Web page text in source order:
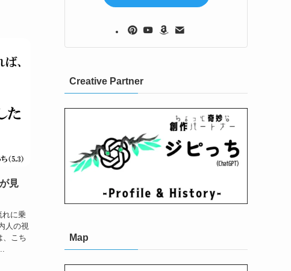
見
れに乗
人の視
、こち
Creative Partner
Map